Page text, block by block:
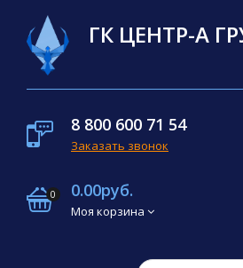
ГК ЦЕНТР-А
8 800 600 71 54
Заказать звонок
0 0.00руб.
Моя корзина